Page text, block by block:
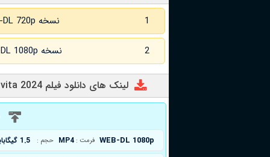
1 نسخه WEB-DL 720p زبان اصلی
2 نسخه WEB-DL 1080p زبان اصلی
لینک های دانلود فیلم La seconda vita 2024
WEB-DL 1080p فرمت : MP4 حجم : 1.5 گیگابایت